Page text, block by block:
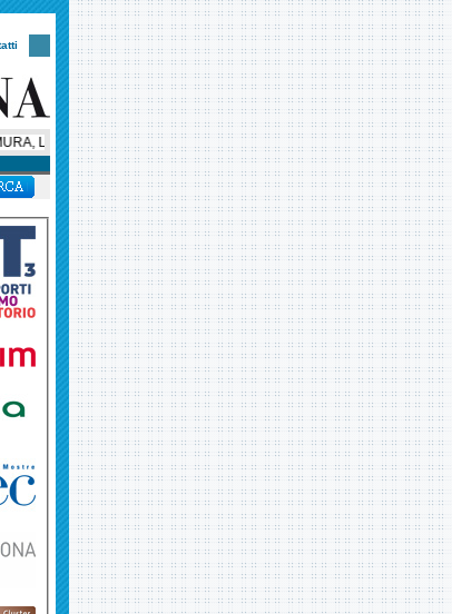
LA NOTTE VERONESE CORRE CON UN NUOVO CUORE SOLIDALE